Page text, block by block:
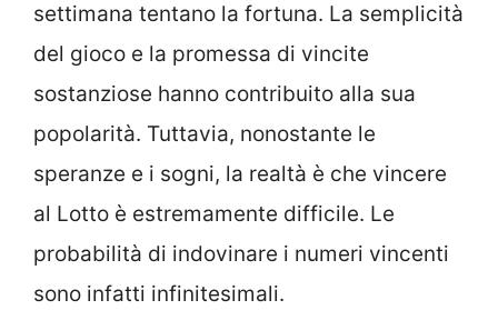
settimana tentano la fortuna. La semplicità
del gioco e la promessa di vincite
sostanziose hanno contribuito alla sua
popolarità. Tuttavia, nonostante le
speranze e i sogni, la realtà è che vincere
al Lotto è estremamente difficile. Le
probabilità di indovinare i numeri vincenti
sono infatti infinitesimali.